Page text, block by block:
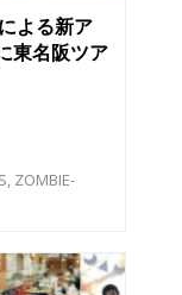
よる新ア
東名阪ツア
, ZOMBIE-